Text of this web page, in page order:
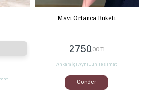
Mavi Ortanca Buketi
2750,00 TL
Ankara İçi Aynı Gün Teslimat
Gönder